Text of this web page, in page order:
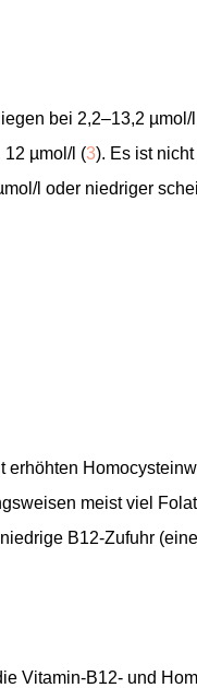
bei 2,2–13,2 µmol/
12 µmol/l (3). Es ist
l oder niedriger
erhöhten
meist viel
B12-Zufuhr
Vitamin-B12- und